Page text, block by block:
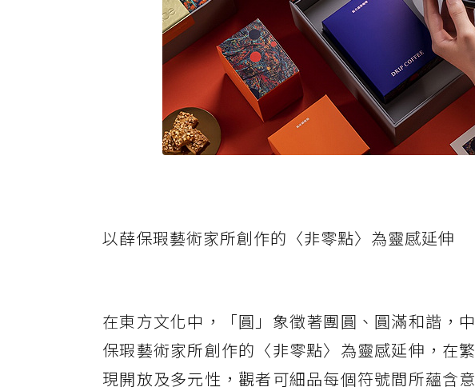
以薛保瑕藝術家所創作的〈非零點〉為靈感延伸
在東方文化中，「圓」象徵著團圓、圓滿和諧，
保瑕藝術家所創作的〈非零點〉為靈感延伸，在
現開放及多元性，觀者可細品每個符號間所蘊含